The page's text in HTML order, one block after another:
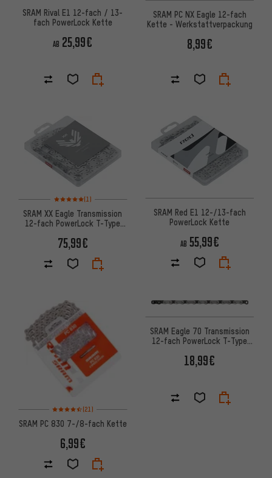
SRAM Rival E1 12-fach / 13-
fach PowerLock Kette
AB 25,99€
SRAM PC NX Eagle 12-fach
Kette - Werkstattverpackung
8,99€
Bewertungen: 5 von 5 basierend auf 1 Bewertungen
(1)
SRAM XX Eagle Transmission
12-fach PowerLock T-Type
75,99€
SRAM Red E1 12-/13-fach
PowerLock Kette
AB 55,99€
Bewertungen: 4,5 von 5 basierend auf 21 Bewertungen
(21)
SRAM PC 830 7-/8-fach Kette
6,99€
SRAM Eagle 70 Transmission
12-fach PowerLock T-Type
18,99€